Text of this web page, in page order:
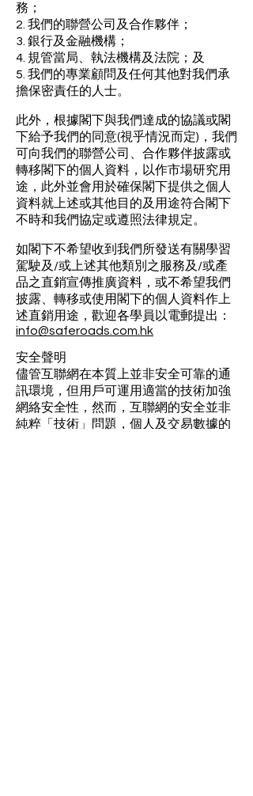
務；
2. 我們的聯營公司及合作夥伴；
3. 銀行及金融機構；
4. 規管當局、執法機構及法院；及
5. 我們的專業顧問及任何其他對我們承
擔保密責任的人士。
此外，根據閣下與我們達成的協議或閣
下給予我們的同意(視乎情況而定)，我們
可向我們的聯營公司、合作夥伴披露或
轉移閣下的個人資料，以作市場研究用
途，此外並會用於確保閣下提供之個人
資料就上述或其他目的及用途符合閣下
不時和我們協定或遵照法律規定。
如閣下不希望收到我們所發送有關學習
駕駛及/或上述其他類別之服務及/或產
品之直銷宣傳推廣資料，或不希望我們
披露、轉移或使用閣下的個人資料作上
述直銷用途，歡迎各學員以電郵提出：
info@saferoads.com.hk
安全聲明
儘管互聯網在本質上並非安全可靠的通
訊環境，但用戶可運用適當的技術加強
網絡安全性，然而，互聯網的安全並非
純粹「技術」問題，個人及交易數據的